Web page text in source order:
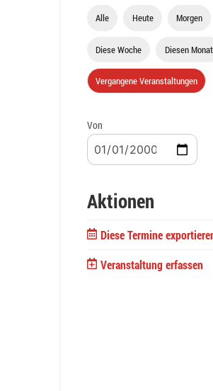
Alle Heute Morgen
Diese Woche Diesen Monat
Vergangene Veranstaltungen
Von
Aktionen
Diese Termine
Veranstaltung erfassen